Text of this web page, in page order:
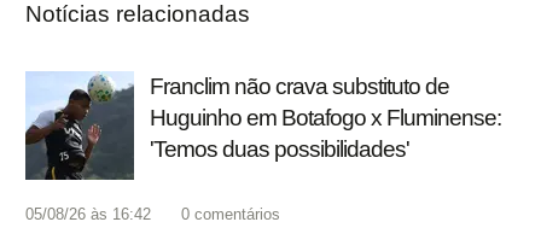
Notícias relacionadas
Franclim não crava substituto de
Huguinho em Botafogo x Fluminense:
'Temos duas possibilidades'
05/08/26 às 16:42 0 comentários